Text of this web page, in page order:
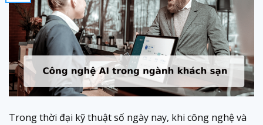
Trong thời đại kỹ thuật số ngày nay, khi công nghệ và